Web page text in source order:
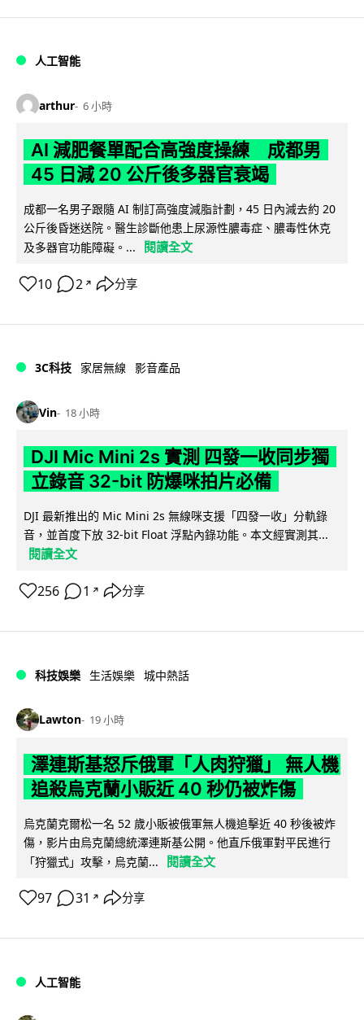
人工智能
arthur 6 小時
AI 減肥餐單配合高強度操練 成都男
45 日減 20 公斤後多器官衰竭
成都一名男子跟隨 AI 制訂高強度減脂計劃，45 日內減去約 20
公斤後昏迷送院。醫生診斷他患上尿源性膿毒症、膿毒性休克
及多器官功能障礙。...
閱讀全文
10 2 ↗ 分享
3C科技 家居無線 影音產品
Vin 18 小時
DJI Mic Mini 2s 實測 四發一收同步獨
立錄音 32-bit 防爆咪拍片必備
DJI 最新推出的 Mic Mini 2s 無線咪支援「四發一收」分軌錄
音，並首度下放 32-bit Float 浮點內錄功能。本文經實測其...
閱讀全文
256 1 ↗ 分享
科技娛樂 生活娛樂 城中熱話
Lawton 19 小時
澤連斯基怒斥俄軍「人肉狩獵」 無人機
追殺烏克蘭小販近 40 秒仍被炸傷
烏克蘭克爾松一名 52 歲小販被俄軍無人機追擊近 40 秒後被炸
傷，影片由烏克蘭總統澤連斯基公開。他直斥俄軍對平民進行
「狩獵式」攻擊，烏克蘭...
閱讀全文
97 31 ↗ 分享
人工智能